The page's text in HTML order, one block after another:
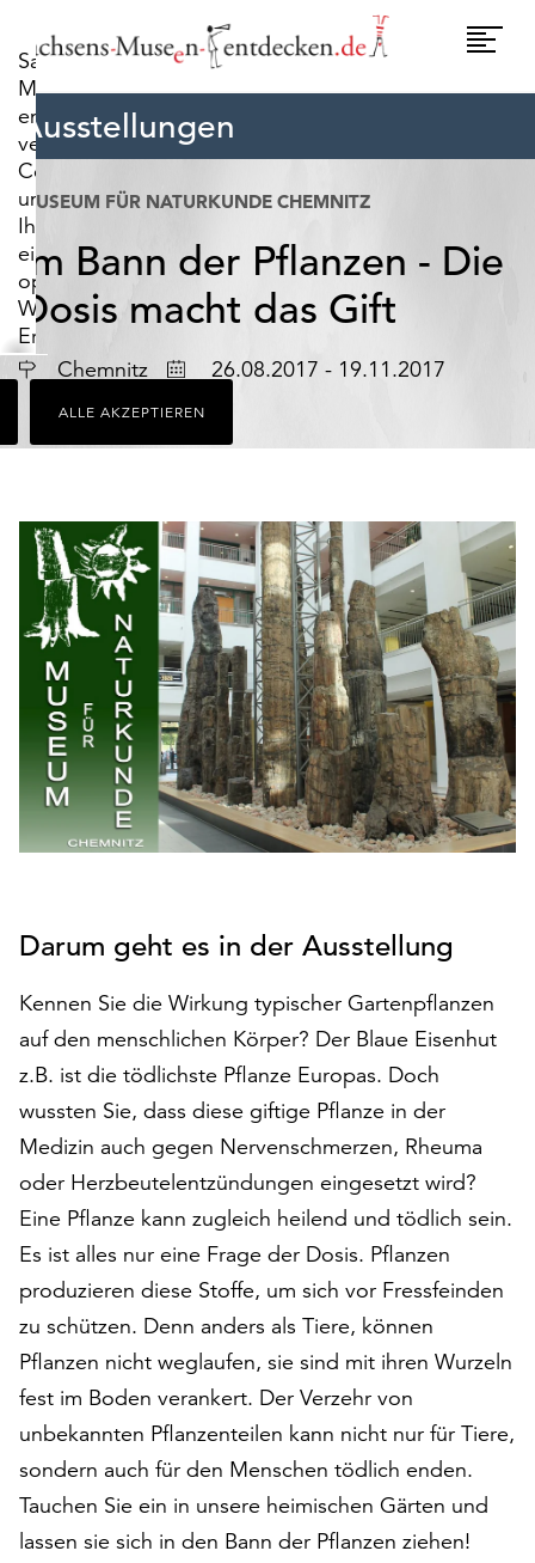
Sachsens-
Museen-
entdecken.de
verwendet
Cookies,
um
Ihnen
ein
optimales
Webseiten-
Erlebnis
zu
bieten.
Dazu
zählen
für
den
Betrieb
der
Seite
notwendig
sind
(funktionale
Cookies),
sowie
solche,
lediglich
Statistikzwecken
werden.
Klicken
Sie
„Alle
akzeptieren“,
um
alle
Cookies
zu
akzeptieren.
Ihr
Einverständnis
jederzeit
ändern
und
widerrufen.
Dafür
ALLE AKZEPTIEREN
Ausstellungen
MUSEUM FÜR NATURKUNDE CHEMNITZ
Im Bann der Pflanzen - Die
Dosis macht das Gift
Ort Chemnitz Datum26.08.2017 - 19.11.2017
Darum geht es in der Ausstellung
Kennen Sie die Wirkung typischer Gartenpflanzen
auf den menschlichen Körper? Der Blaue Eisenhut
z.B. ist die tödlichste Pflanze Europas. Doch
wussten Sie, dass diese giftige Pflanze in der
Medizin auch gegen Nervenschmerzen, Rheuma
oder Herzbeutelentzündungen eingesetzt wird?
Eine Pflanze kann zugleich heilend und tödlich sein.
Es ist alles nur eine Frage der Dosis. Pflanzen
produzieren diese Stoffe, um sich vor Fressfeinden
zu schützen. Denn anders als Tiere, können
Pflanzen nicht weglaufen, sie sind mit ihren Wurzeln
fest im Boden verankert. Der Verzehr von
unbekannten Pflanzenteilen kann nicht nur für Tiere,
sondern auch für den Menschen tödlich enden.
Tauchen Sie ein in unsere heimischen Gärten und
lassen sie sich in den Bann der Pflanzen ziehen!